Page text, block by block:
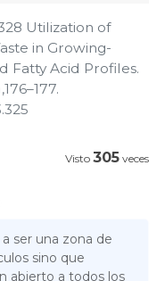
328 Utilization of
in Growing-
Fatty Acid Profiles.
Visto 305 veces
ser una zona de
sino que
abierto a todos los